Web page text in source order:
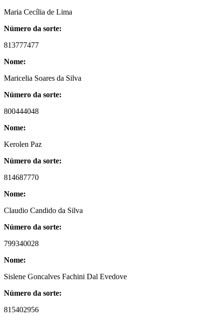
Maria Cecília de Lima
Número da sorte:
813777477
Nome:
Maricelia Soares da Silva
Número da sorte:
800444048
Nome:
Kerolen Paz
Número da sorte:
814687770
Nome:
Claudio Candido da Silva
Número da sorte:
799340028
Nome:
Sislene Goncalves Fachini Dal Evedove
Número da sorte:
815402956